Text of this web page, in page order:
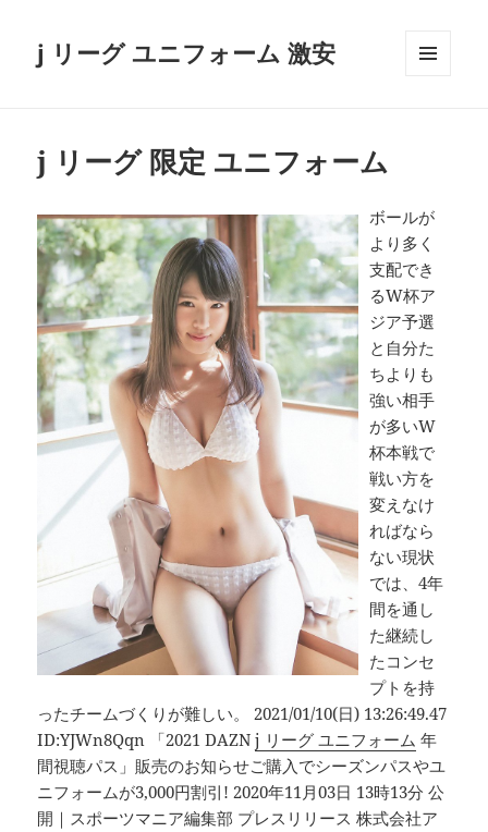
j リーグ ユニフォーム 激安
j リーグ 限定 ユニフォーム
ボールが
より多く
支配でき
るW杯ア
ジア予選
と自分た
ちよりも
強い相手
が多いW
杯本戦で
戦い方を
変えなけ
ればなら
ない現状
では、4年
間を通し
た継続し
たコンセ
プトを持
ったチームづくりが難しい。 2021/01/10(日) 13:26:49.47
ID:YJWn8Qqn 「2021 DAZNj リーグ ユニフォーム 年
間視聴パス」販売のお知らせご購入でシーズンパスやユ
ニフォームが3,000円割引! 2020年11月03日 13時13分 公
開｜スポーツマニア編集部 プレスリリース 株式会社ア